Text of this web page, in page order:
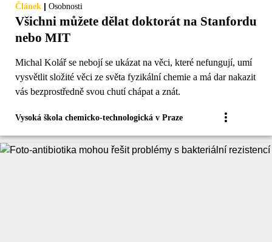
Článek | Osobnosti
Všichni můžete dělat doktorát na Stanfordu
nebo MIT
Michal Kolář se nebojí se ukázat na věci, které nefungují, umí
vysvětlit složité věci ze světa fyzikální chemie a má dar nakazit
vás bezprostředně svou chutí chápat a znát.
Vysoká škola chemicko-technologická v Praze